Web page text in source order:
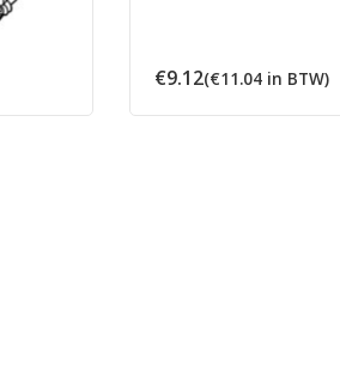
€9.12(€11.04 in BTW)